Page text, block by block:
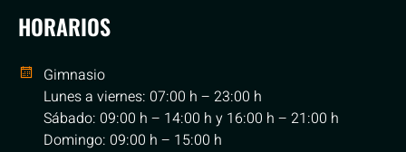
HORARIOS
Gimnasio
Lunes a viernes: 07:00 h – 23:00 h
Sábado: 09:00 h – 14:00 h y 16:00 h – 21:00 h
Domingo: 09:00 h – 15:00 h